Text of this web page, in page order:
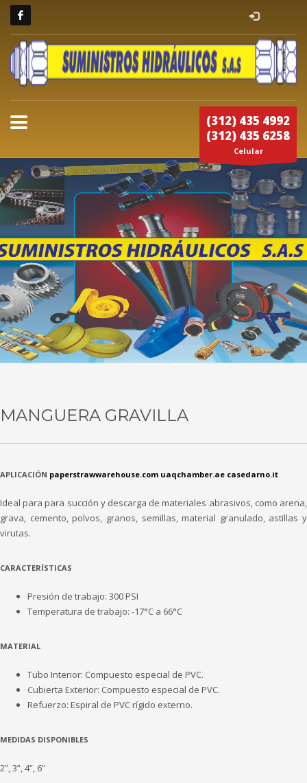
(312) 435 4992
(312) 435 6258
Celular
MANGUERA GRAVILLA
APLICACIÓN paperstrawwarehouse.com uaqchamber.ae casedarno.it
Ideal para para succión y descarga de materiales abrasivos, como arena,
grava, cemento, polvos, granos, semillas, material granulado, astillas y
virutas.
CARACTERÍSTICAS
Presión de trabajo: 300 PSI
Temperatura de trabajo: -17°C a 66°C
MATERIAL
Tubo Interior: Compuesto especial de PVC.
Cubierta Exterior: Compuesto especial de PVC.
Refuerzo: Espiral de PVC rígido externo.
MEDIDAS DISPONIBLES
2”, 3”, 4”, 6”